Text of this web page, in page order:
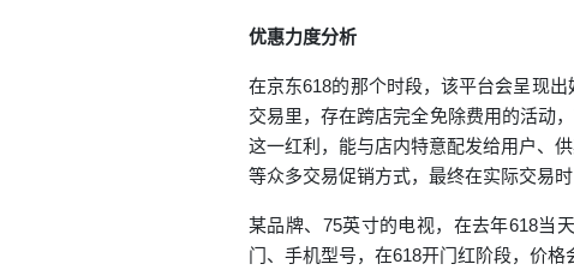
优惠力度分析
在京东618的那个时段，该平台会呈现
交易里，存在跨店完全免除费用的活动
这一红利，能与店内特意配发给用户、
等众多交易促销方式，最终在实际交易
某品牌、75英寸的电视，在去年618当
门、手机型号，在618开门红阶段，价格